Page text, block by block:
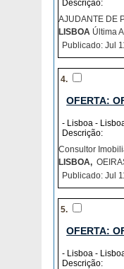
Descrição:
AJUDANTE DE
LISBOA Última
Publicado: Jul
4.
OFERTA:
- Lisboa -
Descrição:
Consultor
LISBOA,
Publicado: Jul
5.
OFERTA:
- Lisboa -
Descrição: